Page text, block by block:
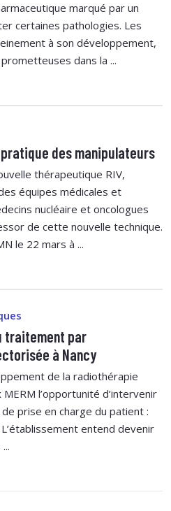
marqué par un
certaines pathologies. Les
à son développement,
dans la ...
des manipulateurs
thérapeutique RIV,
équipes médicales et
nucléaire et oncologues
de cette nouvelle technique.
le 22 mars à ...
traitement par
à Nancy
de la radiothérapie
l’opportunité d’intervenir
prise en charge du patient :
entend devenir